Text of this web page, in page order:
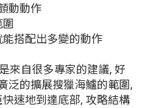
動動作
搭配出多變的動作
來自很多專家的建議, 好
泛的擴展搜獵海鱸的範圍,
速地到達底部, 攻略結構